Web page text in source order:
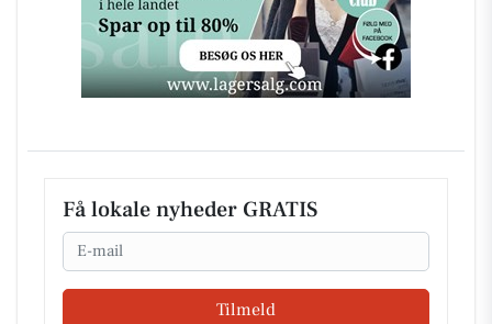
Få lokale nyheder GRATIS
Email
Tilmeld